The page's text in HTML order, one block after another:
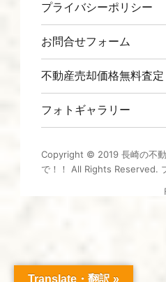
プライバシーポリシー
お問合せフォーム
不動産売却価格無料査定
フォトギャラリー
Copyright © 2019 長崎の不
で！！
All Rights Reserved.
Translate・翻訳 »